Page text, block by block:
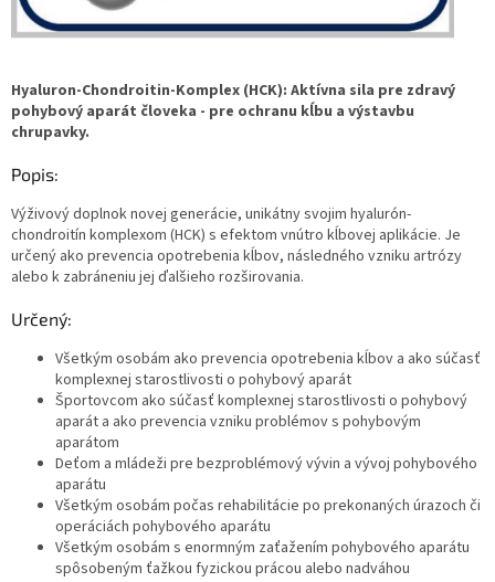
Hyaluron-Chondroitin-Komplex (HCK): Aktívna sila pre zdravý
pohybový aparát človeka - pre ochranu kĺbu a výstavbu
chrupavky.
Popis:
Výživový doplnok novej generácie, unikátny svojim hyalurón-
chondroitín komplexom (HCK) s efektom vnútro kĺbovej aplikácie. Je
určený ako prevencia opotrebenia kĺbov, následného vzniku artrózy
alebo k zabráneniu jej ďalšieho rozširovania.
Určený:
Všetkým osobám ako prevencia opotrebenia kĺbov a ako súčasť
komplexnej starostlivosti o pohybový aparát
Športovcom ako súčasť komplexnej starostlivosti o pohybový
aparát a ako prevencia vzniku problémov s pohybovým
aparátom
Deťom a mládeži pre bezproblémový vývin a vývoj pohybového
aparátu
Všetkým osobám počas rehabilitácie po prekonaných úrazoch či
operáciách pohybového aparátu
Všetkým osobám s enormným zaťažením pohybového aparátu
spôsobeným ťažkou fyzickou prácou alebo nadváhou